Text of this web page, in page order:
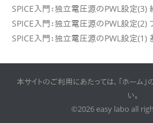
SPICE入門：独立電圧源のPWL設定(3)
SPICE入門：独立電圧源のPWL設定(2)
SPICE入門：独立電圧源のPWL設定(1)
本サイトのご利用にあたっては、「ホーム
い。
©2026 easy labo all